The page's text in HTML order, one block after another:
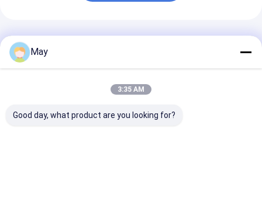
추천된 제품
May
3:35 AM
Good day, what product are you looking for?